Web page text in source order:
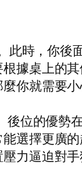
時，你後
據桌上的
你就需要小
位的優勢
選擇更廣
力逼迫對手